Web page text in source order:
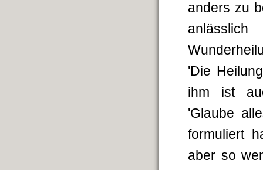
anders zu
'Die
ihm ist
'Glaube
formuliert
aber so